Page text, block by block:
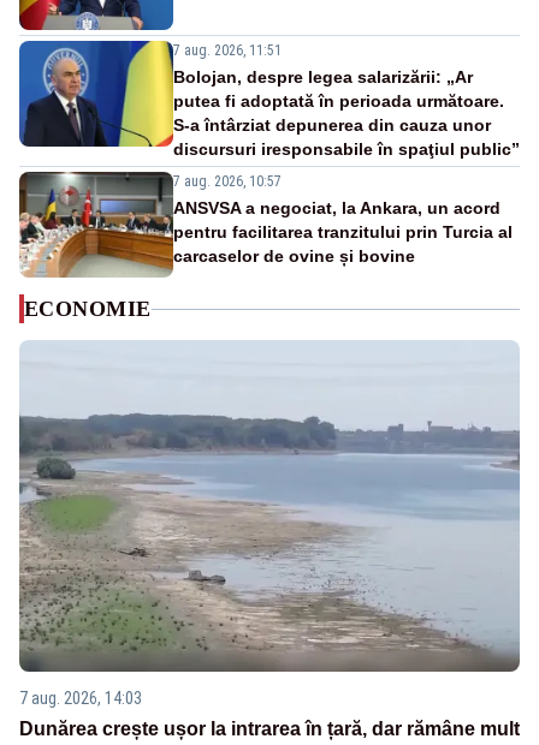
7 aug. 2026, 11:51
Bolojan, despre legea salarizării: „Ar
putea fi adoptată în perioada următoare.
S-a întârziat depunerea din cauza unor
discursuri iresponsabile în spaţiul public”
7 aug. 2026, 10:57
ANSVSA a negociat, la Ankara, un acord
pentru facilitarea tranzitului prin Turcia al
carcaselor de ovine și bovine
ECONOMIE
7 aug. 2026, 14:03
Dunărea crește ușor la intrarea în țară, dar rămâne mult